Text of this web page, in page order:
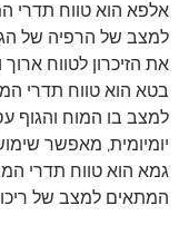
אלפא הוא טווח תדרי
למצב של הרפיה של
את הזיכרון לטווח
בטא הוא טווח תדרי
למצב בו המוח והגוף
יומיומית, מאפשר
גמא הוא טווח תדרי
המתאים למצב של